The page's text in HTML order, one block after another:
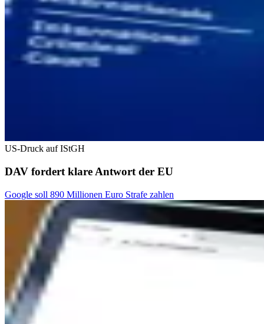
US-Druck auf IStGH
DAV fordert klare Antwort der EU
Google soll 890 Millionen Euro Strafe zahlen